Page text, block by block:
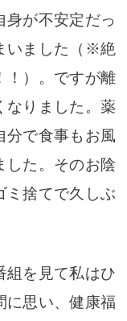
が不安定だっ
いました（※絶
！）。ですが離
なりました。薬
分で食事もお風
した。そのお陰
ミ捨てで久しぶ
を見て私はひ
に思い、健康福